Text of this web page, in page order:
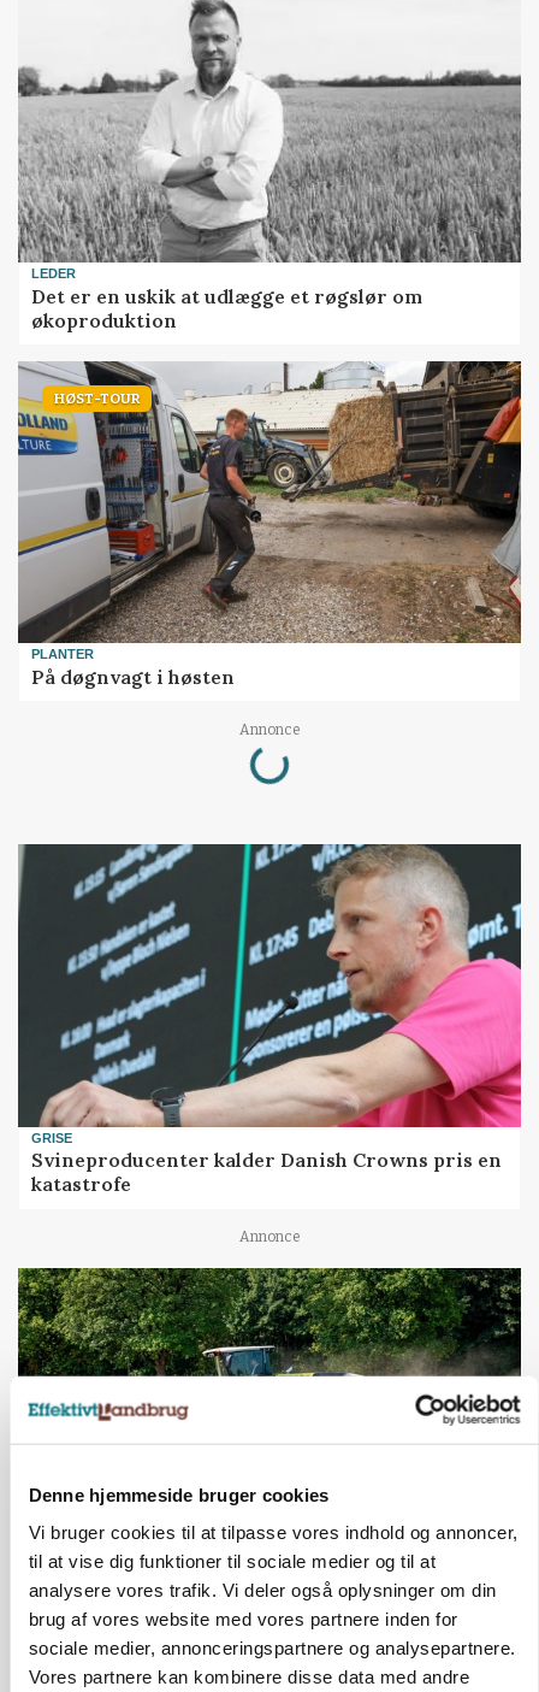
Denne hjemmeside bruger cookies
Vi bruger cookies til at tilpasse vores indhold og annoncer,
til at vise dig funktioner til sociale medier og til at
analysere vores trafik. Vi deler også oplysninger om din
brug af vores website med vores partnere inden for
sociale medier, annonceringspartnere og analysepartnere.
Vores partnere kan kombinere disse data med andre
LEDER
Det er en uskik at udlægge et røgslør om
økoproduktion
HØST-TOUR
PLANTER
På døgnvagt i høsten
Annonce
Loading...
GRISE
Svineproducenter kalder Danish Crowns pris en
katastrofe
Annonce
MASKINER
Forserie til selvkørende skårlægger afprøves i år
ARRANGEMENT